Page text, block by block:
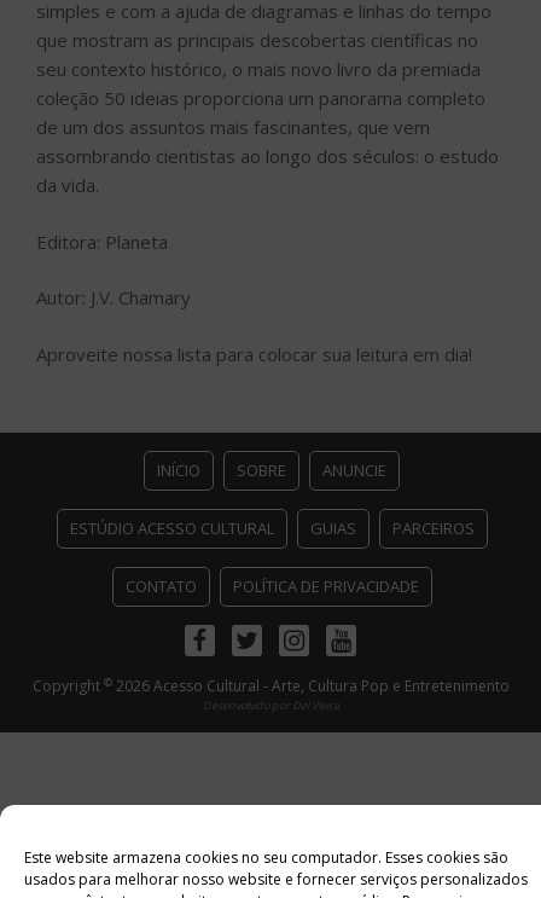
Este website armazena cookies no seu computador. Esses cookies são
usados ​​para melhorar nosso website e fornecer serviços personalizados
simples e com a ajuda de diagramas e linhas do tempo
que mostram as principais descobertas científicas no
seu contexto histórico, o mais novo livro da premiada
coleção 50 ideias proporciona um panorama completo
de um dos assuntos mais fascinantes, que vem
assombrando cientistas ao longo dos séculos: o estudo
da vida.
Editora: Planeta
Autor: J.V. Chamary
Aproveite nossa lista para colocar sua leitura em dia!
INÍCIO SOBRE ANUNCIE
ESTÚDIO ACESSO CULTURAL GUIAS PARCEIROS
CONTATO POLÍTICA DE PRIVACIDADE
FacebookTwitterInstagramYoutube
Copyright ©2026 Acesso Cultural - Arte, Cultura Pop e Entretenimento
Desenvolvido por Del Vieira